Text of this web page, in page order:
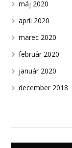
máj 2020
apríl 2020
marec 2020
február 2020
január 2020
december 2018